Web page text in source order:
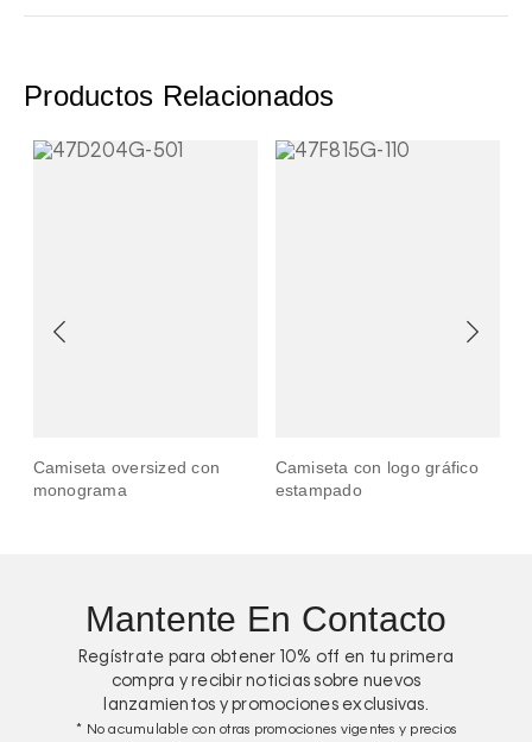
Productos Relacionados
Camiseta oversized con
monograma
Camiseta con logo gráfico
estampado
Mantente En Contacto
Regístrate para obtener 10% off en tu primera
compra y recibir noticias sobre nuevos
lanzamientos y promociones exclusivas.
* No acumulable con otras promociones vigentes y precios